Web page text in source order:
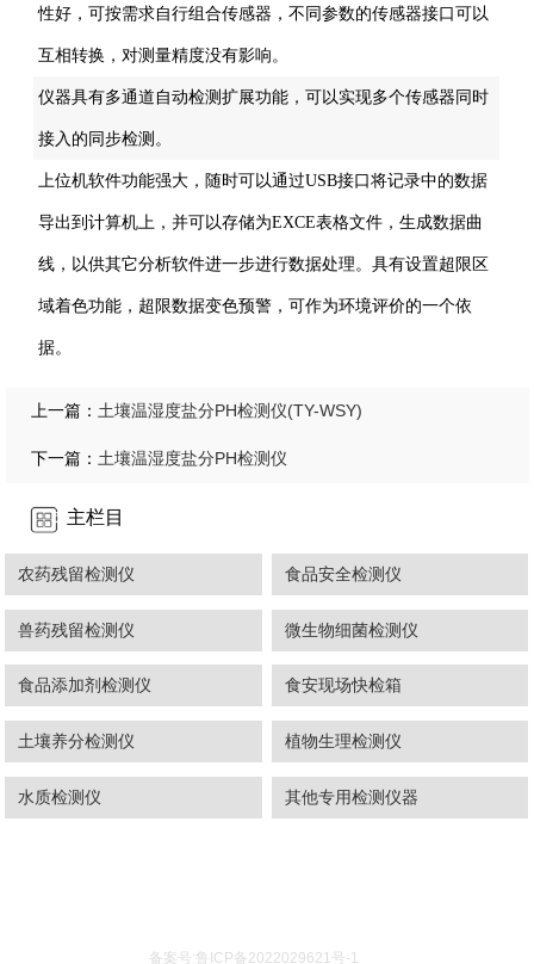
性好，可按需求自行组合传感器，不同参数的传感器接口可以
互相转换，对测量精度没有影响。
仪器具有多通道自动检测扩展功能，可以实现多个传感器同时
接入的同步检测。
上位机软件功能强大，随时可以通过USB接口将记录中的数据
导出到计算机上，并可以存储为EXCE表格文件，生成数据曲
线，以供其它分析软件进一步进行数据处理。具有设置超限区
域着色功能，超限数据变色预警，可作为环境评价的一个依
据。
上一篇： 土壤温湿度盐分PH检测仪(TY-WSY)
下一篇： 土壤温湿度盐分PH检测仪
主栏目
农药残留检测仪 食品安全检测仪
兽药残留检测仪 微生物细菌检测仪
食品添加剂检测仪 食安现场快检箱
土壤养分检测仪 植物生理检测仪
水质检测仪 其他专用检测仪器
备案号:鲁ICP备2022029621号-1